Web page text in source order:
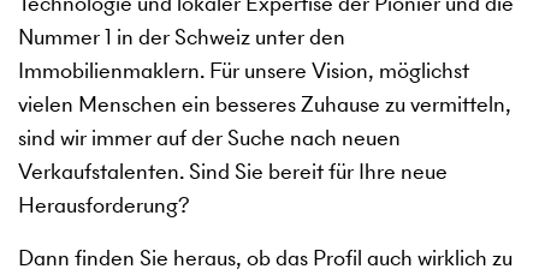
Nummer 1 in der Schweiz unter den
Immobilienmaklern. Für unsere Vision, möglichst
vielen Menschen ein besseres Zuhause zu vermitteln,
sind wir immer auf der Suche nach neuen
Verkaufstalenten. Sind Sie bereit für Ihre neue
Herausforderung?
Dann finden Sie heraus, ob das Profil auch wirklich zu